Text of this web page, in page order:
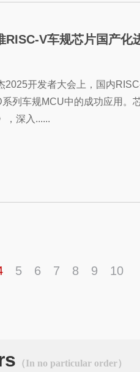
RISC-V车规芯片国产化
开发者大会上，国内
列车规MCU中的成功应用
，深入......
5 6 7 8 9 10
（In no particular order）